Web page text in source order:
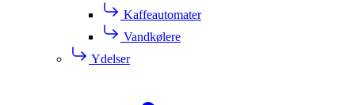
Kaffeautomater
Vandkølere
Ydelser